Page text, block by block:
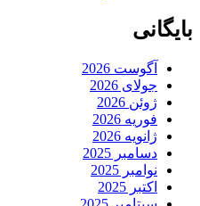
بایگانی
آگوست 2026
جولای 2026
ژوئن 2026
فوریه 2026
ژانویه 2026
دسامبر 2025
نوامبر 2025
اکتبر 2025